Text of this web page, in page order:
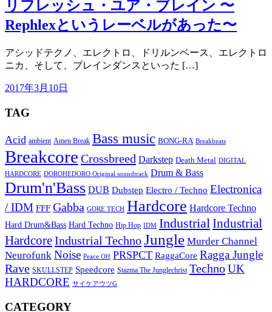
リフレッシュ・ユア・ブレイン 〜
Rephlexというレーベルがあった〜
アシッドテクノ、エレクトロ、ドリルンベース、エレクトロ
ニカ、そして、ブレインダンスといった […]
2017年3月10日
TAG
Acid ambient Amen Break Bass music BONG-RA Breakbeats
Breakcore Crossbreed Darkstep Death Metal DIGITAL
HARDCORE DOROHEDORO Original soundtrack Drum & Bass
Drum'n'Bass DUB Dubstep Electro / Techno Electronica
/ IDM FFF Gabba GORE TECH Hardcore Hardcore Techno
Hard Drum&Bass Hard Techno Hip Hop IDM IndustrialIndustrial
HardcoreIndustrial TechnoJungle Murder Channel
Neurofunk Noise Peace Off PRSPCT RaggaCore Ragga Jungle
Rave SKULLSTEP Speedcore Stazma The Junglechrist TechnoUK
HARDCORE サイケアウツG
CATEGORY